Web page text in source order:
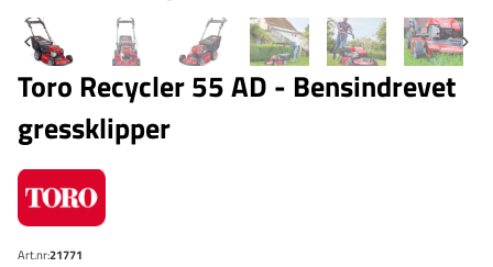
Toro Recycler 55 AD - Bensindrevet
gressklipper
Art.nr:21771